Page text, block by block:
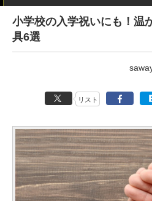
小学校の入学祝いにも！温
具6選
リスト